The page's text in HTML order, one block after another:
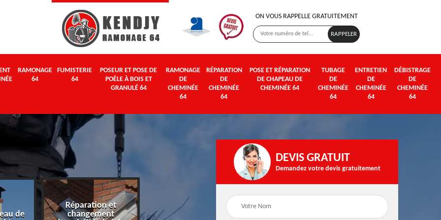
ON VOUS RAPPELLE GRATUITEMENT
RAMONAGE
64
FUMISTERIE
64
POSEUR ET POSE DE
POÊLE À BOIS ET
GRANULÉ 64
RAMONAGE
DE
CHEMINÉE
64
RÉPARATION
DE
CHEMINÉE
64
POSE ET RÉPARATION
DE CHAPEAU DE
CHEMINÉE 64
TUBAGE
DE
CHEMINÉE
64
ENTRETIEN
DE
CHEMINÉE
64
DÉBISTRAGE
DE
CHEMINÉE
64
de
Réparation et
changement
Poseur et pose de
DEVIS GRATUIT
Demandez votre devis gratuitement